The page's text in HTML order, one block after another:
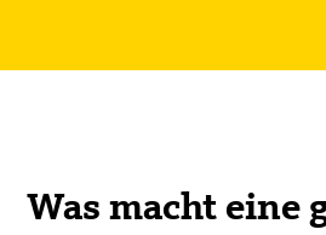
Was macht eine